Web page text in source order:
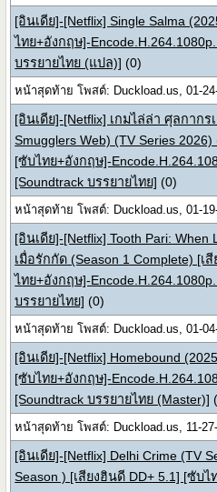
[อินเดีย]-[Netflix] Single Salma
ไทย+อังกฤษ]-
บรรยายไทย (แปล)] (0)
หน้าสุดท้าย โพสต์: Duckload.us, 01-
[อินเดีย]-[Netflix] เกมไล่ล่า ศุลกากร
Smugglers Web) (TV Series
[ซับไทย+อังกฤษ]-
[Soundtrack บรรยายไทย] (0)
หน้าสุดท้าย โพสต์: Duckload.us, 01-
[อินเดีย]-[Netflix] Tooth Pari: When
เมื่อรักกัด (Season 1 Complete) [เ
ไทย+อังกฤษ]-
บรรยายไทย] (0)
หน้าสุดท้าย โพสต์: Duckload.us, 01-
[อินเดีย]-[Netflix] Homebound
[ซับไทย+อังกฤษ]-
[Soundtrack บรรยายไทย (Master)]
หน้าสุดท้าย โพสต์: Duckload.us, 11-
[อินเดีย]-[Netflix] Delhi Crime (TV
Season ) [เสียงฮินดี DD+ 5.1] [ซับไ